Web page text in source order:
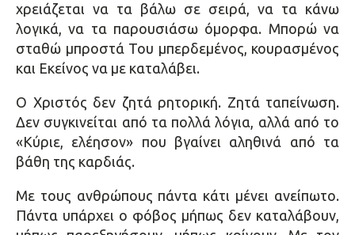
χρειάζεται να τα βάλω σε σειρά, να τα κάνω
λογικά, να τα παρουσιάσω όμορφα. Μπορώ να
σταθώ μπροστά Του μπερδεμένος, κουρασμένος
και Εκείνος να με καταλάβει.
Ο Χριστός δεν ζητά ρητορική. Ζητά ταπείνωση.
Δεν συγκινείται από τα πολλά λόγια, αλλά από το
«Κύριε, ελέησον» που βγαίνει αληθινά από τα
βάθη της καρδιάς.
Με τους ανθρώπους πάντα κάτι μένει ανείπωτο.
Πάντα υπάρχει ο φόβος μήπως δεν καταλάβουν,